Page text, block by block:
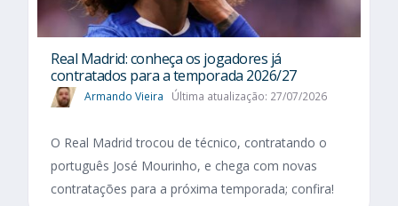
Real Madrid: conheça os jogadores já
contratados para a temporada 2026/27
Armando Vieira Última atualização: 27/07/2026
O Real Madrid trocou de técnico, contratando o
português José Mourinho, e chega com novas
contratações para a próxima temporada; confira!